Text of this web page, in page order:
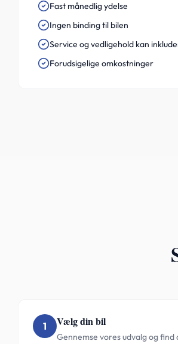
Fast månedlig ydelse
Ingen binding til bilen
Service og vedligehold kan
Forudsigelige omkostninger
1 Vælg din bil
Gennemse vores udvalg og